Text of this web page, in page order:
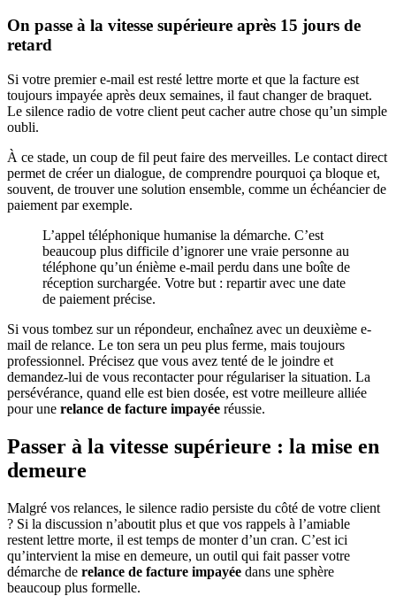
On passe à la vitesse supérieure après 15 jours de
retard
Si votre premier e-mail est resté lettre morte et que la facture est
toujours impayée après deux semaines, il faut changer de braquet.
Le silence radio de votre client peut cacher autre chose qu’un simple
oubli.
À ce stade, un coup de fil peut faire des merveilles. Le contact direct
permet de créer un dialogue, de comprendre pourquoi ça bloque et,
souvent, de trouver une solution ensemble, comme un échéancier de
paiement par exemple.
L’appel téléphonique humanise la démarche. C’est
beaucoup plus difficile d’ignorer une vraie personne au
téléphone qu’un énième e-mail perdu dans une boîte de
réception surchargée. Votre but : repartir avec une date
de paiement précise.
Si vous tombez sur un répondeur, enchaînez avec un deuxième e-
mail de relance. Le ton sera un peu plus ferme, mais toujours
professionnel. Précisez que vous avez tenté de le joindre et
demandez-lui de vous recontacter pour régulariser la situation. La
persévérance, quand elle est bien dosée, est votre meilleure alliée
pour une relance de facture impayée réussie.
Passer à la vitesse supérieure : la mise en
demeure
Malgré vos relances, le silence radio persiste du côté de votre client
? Si la discussion n’aboutit plus et que vos rappels à l’amiable
restent lettre morte, il est temps de monter d’un cran. C’est ici
qu’intervient la mise en demeure, un outil qui fait passer votre
démarche de relance de facture impayée dans une sphère
beaucoup plus formelle.